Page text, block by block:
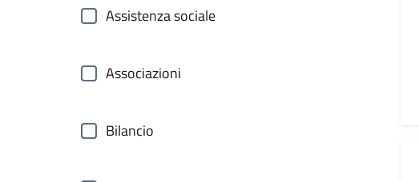
Assistenza sociale
Associazioni
Bilancio